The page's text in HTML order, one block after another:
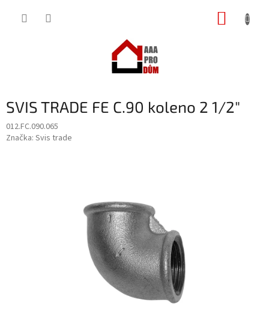
SVIS TRADE FE C.90 koleno 2 1/2"
012.FC.090.065
Značka: Svis trade